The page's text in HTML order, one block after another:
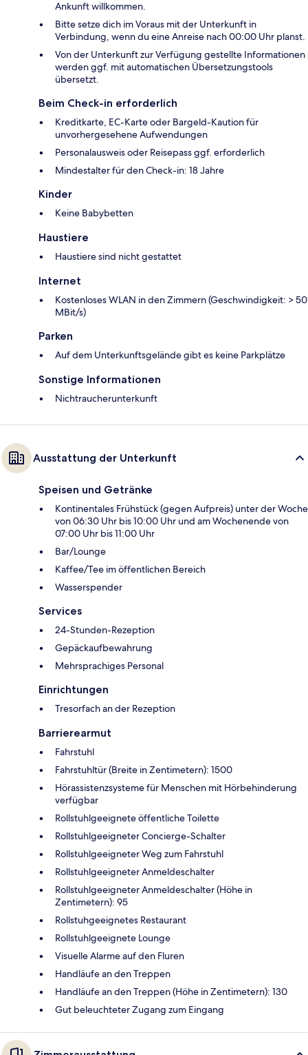
Ankunft willkommen.
Bitte setze dich im Voraus mit der Unterkunft in
Verbindung, wenn du eine Anreise nach 00:00 Uhr planst.
Von der Unterkunft zur Verfügung gestellte Informationen
werden ggf. mit automatischen Übersetzungstools
übersetzt.
Beim Check-in erforderlich
Kreditkarte, EC-Karte oder Bargeld-Kaution für
unvorhergesehene Aufwendungen
Personalausweis oder Reisepass ggf. erforderlich
Mindestalter für den Check-in: 18 Jahre
Kinder
Keine Babybetten
Haustiere
Haustiere sind nicht gestattet
Internet
Kostenloses WLAN in den Zimmern (Geschwindigkeit: > 50
MBit/s)
Parken
Auf dem Unterkunftsgelände gibt es keine Parkplätze
Sonstige Informationen
Nichtraucherunterkunft
Ausstattung der Unterkunft
Speisen und Getränke
Kontinentales Frühstück (gegen Aufpreis) unter der Woche
von 06:30 Uhr bis 10:00 Uhr und am Wochenende von
07:00 Uhr bis 11:00 Uhr
Bar/Lounge
Kaffee/Tee im öffentlichen Bereich
Wasserspender
Services
24-Stunden-Rezeption
Gepäckaufbewahrung
Mehrsprachiges Personal
Einrichtungen
Tresorfach an der Rezeption
Barrierearmut
Fahrstuhl
Fahrstuhltür (Breite in Zentimetern): 1500
Hörassistenzsysteme für Menschen mit Hörbehinderung
verfügbar
Rollstuhlgeeignete öffentliche Toilette
Rollstuhlgeeigneter Concierge-Schalter
Rollstuhlgeeigneter Weg zum Fahrstuhl
Rollstuhlgeeigneter Anmeldeschalter
Rollstuhlgeeigneter Anmeldeschalter (Höhe in
Zentimetern): 95
Rollstuhgeeignetes Restaurant
Rollstuhlgeeignete Lounge
Visuelle Alarme auf den Fluren
Handläufe an den Treppen
Handläufe an den Treppen (Höhe in Zentimetern): 130
Gut beleuchteter Zugang zum Eingang